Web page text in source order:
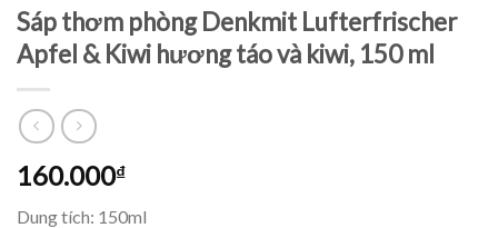
Sáp thơm phòng Denkmit Lufterfrischer
Apfel & Kiwi hương táo và kiwi, 150 ml
160.000₫
Dung tích: 150ml